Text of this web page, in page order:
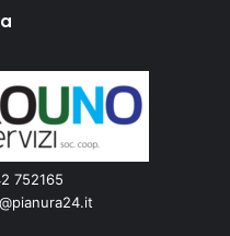
752165